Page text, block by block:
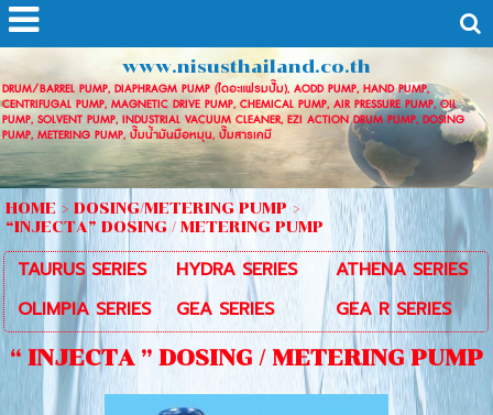
www.nisusthailand.co.th
DRUM/BARREL PUMP, DIAPHRAGM PUMP (ไดอะแฟรมปั๊ม), AODD PUMP, HAND PUMP,
CENTRIFUGAL PUMP, MAGNETIC DRIVE PUMP, CHEMICAL PUMP, AIR PRESSURE PUMP, OIL
PUMP, SOLVENT PUMP, INDUSTRIAL VACUUM CLEANER, EZI ACTION DRUM PUMP, DOSING
PUMP, METERING PUMP, ปั๊มน้ำมันมือหมุน, ปั๊มสารเคมี
HOME > DOSING/METERING PUMP >
“INJECTA” DOSING / METERING PUMP
TAURUS SERIES HYDRA SERIES
ATHENA SERIES
OLIMPIA SERIES
GEA SERIES
GEA R SERIES
“ INJECTA ” DOSING / METERING PUMP